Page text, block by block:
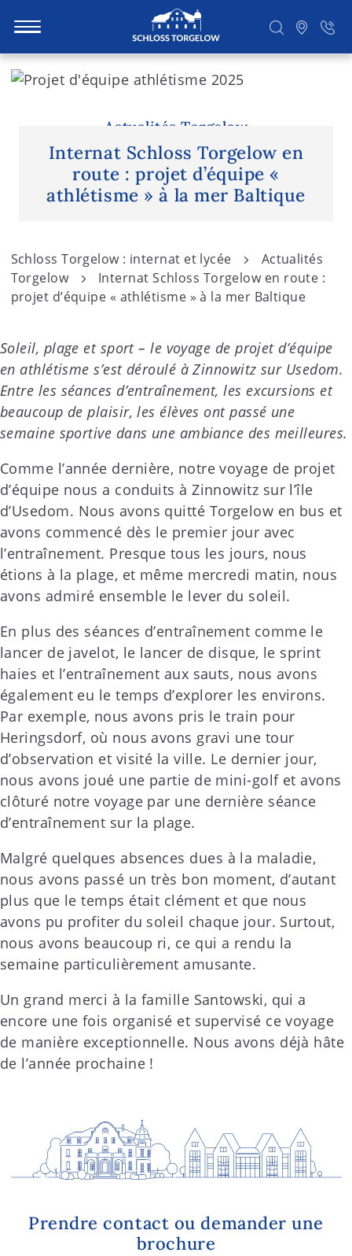
S
Actualités Torgelow
Internat Schloss Torgelow en
route : projet d’équipe «
athlétisme » à la mer Baltique
Schloss Torgelow : internat et lycée
Actualités
Torgelow
Internat Schloss Torgelow en route :
projet d’équipe « athlétisme » à la mer Baltique
Soleil, plage et sport – le voyage de projet d’équipe
en athlétisme s’est déroulé à Zinnowitz sur Usedom.
Entre les séances d’entraînement, les excursions et
beaucoup de plaisir, les élèves ont passé une
semaine sportive dans une ambiance des meilleures.
Comme l’année dernière, notre voyage de projet
d’équipe nous a conduits à Zinnowitz sur l’île
d’Usedom. Nous avons quitté Torgelow en bus et
avons commencé dès le premier jour avec
l’entraînement. Presque tous les jours, nous
étions à la plage, et même mercredi matin, nous
avons admiré ensemble le lever du soleil.
En plus des séances d’entraînement comme le
lancer de javelot, le lancer de disque, le sprint
haies et l’entraînement aux sauts, nous avons
également eu le temps d’explorer les environs.
Par exemple, nous avons pris le train pour
Heringsdorf, où nous avons gravi une tour
d’observation et visité la ville. Le dernier jour,
nous avons joué une partie de mini-golf et avons
clôturé notre voyage par une dernière séance
d’entraînement sur la plage.
Malgré quelques absences dues à la maladie,
nous avons passé un très bon moment, d’autant
plus que le temps était clément et que nous
avons pu profiter du soleil chaque jour. Surtout,
nous avons beaucoup ri, ce qui a rendu la
semaine particulièrement amusante.
Un grand merci à la famille Santowski, qui a
encore une fois organisé et supervisé ce voyage
de manière exceptionnelle. Nous avons déjà hâte
de l’année prochaine !
Prendre contact ou demander une
brochure